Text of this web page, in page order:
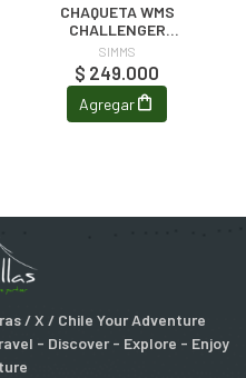
CHAQUETA WMS
CHALLENGER
JACKET ADMIRAL BLUE
SIMMS
$ 249.000
Agregar
/ X / Chile Your Adventure
- Discover - Explore - Enjoy